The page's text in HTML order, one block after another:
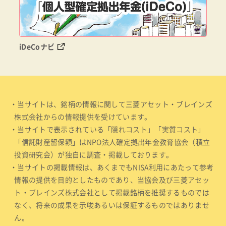
iDeCoナビ
・当サイトは、銘柄の情報に関して三菱アセット・ブレインズ
株式会社からの情報提供を受けています。
・当サイトで表示されている「隠れコスト」「実質コスト」
「信託財産留保額」はNPO法人確定拠出年金教育協会（積立
投資研究会）が独自に調査・掲載しております。
・当サイトの掲載情報は、あくまでもNISA利用にあたって参考
情報の提供を目的としたものであり、当協会及び三菱アセッ
ト・ブレインズ株式会社として掲載銘柄を推奨するものでは
なく、将来の成果を示唆あるいは保証するものではありませ
ん。